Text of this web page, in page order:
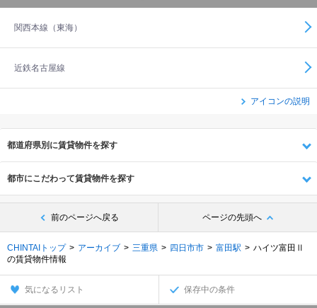
関西本線（東海）
近鉄名古屋線
アイコンの説明
都道府県別に賃貸物件を探す
都市にこだわって賃貸物件を探す
前のページへ戻る ページの先頭へ
CHINTAIトップ アーカイブ 三重県 四日市市 富田駅
ハイツ富田Ⅱ
の賃貸物件情報
気になるリスト 保存中の条件